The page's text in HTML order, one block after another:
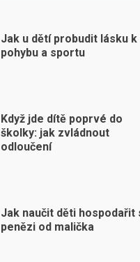
Jak u dětí probudit lásku k
pohybu a sportu
Když jde dítě poprvé do
školky: jak zvládnout
odloučení
Jak naučit děti hospodařit
penězi od malička